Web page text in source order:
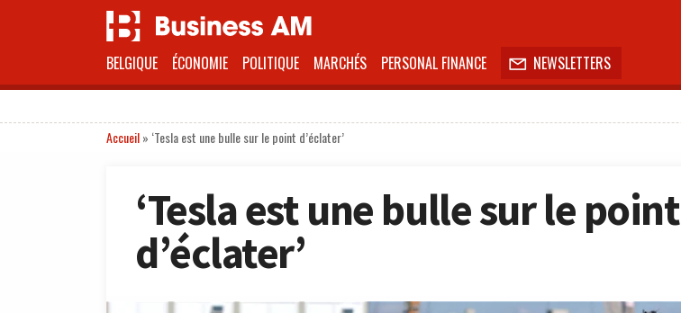
BELGIQUE ÉCONOMIE POLITIQUE MARCHÉS PERSONAL FINANCE  NEWSLETTERS
Accueil» ‘Tesla est une bulle sur le point d’éclater’
‘Tesla est une bulle sur le point
d’éclater’